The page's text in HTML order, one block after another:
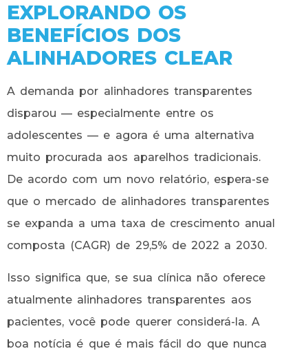
EXPLORANDO OS
BENEFÍCIOS DOS
ALINHADORES CLEAR
A demanda por alinhadores transparentes
disparou — especialmente entre os
adolescentes — e agora é uma alternativa
muito procurada aos aparelhos tradicionais.
De acordo com um novo relatório, espera-se
que o mercado de alinhadores transparentes
se expanda a uma taxa de crescimento anual
composta (CAGR) de 29,5% de 2022 a 2030.
Isso significa que, se sua clínica não oferece
atualmente alinhadores transparentes aos
pacientes, você pode querer considerá-la. A
boa notícia é que é mais fácil do que nunca